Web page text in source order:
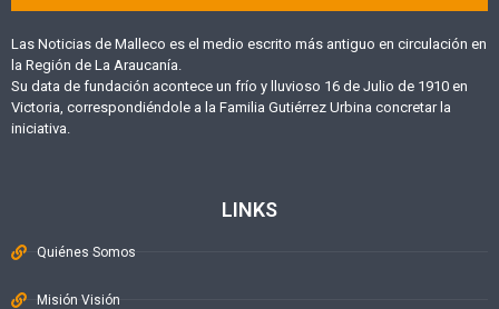
Las Noticias de Malleco es el medio escrito más antiguo en circulación en
la Región de La Araucanía.
Su data de fundación acontece un frío y lluvioso 16 de Julio de 1910 en
Victoria, correspondiéndole a la Familia Gutiérrez Urbina concretar la
iniciativa.
LINKS
Quiénes Somos
Misión Visión